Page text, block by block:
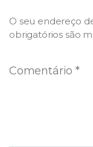
O seu endereço
obrigatórios são